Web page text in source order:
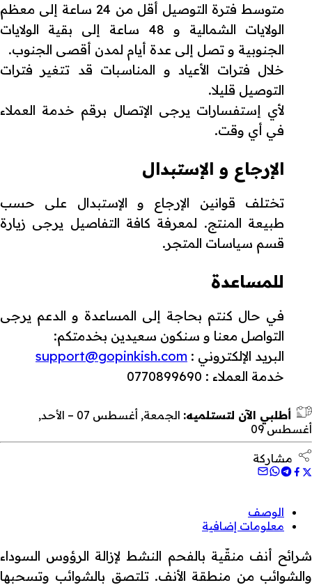
متوسط فترة التوصيل أقل من 24 ساعة إلى معظم
الولايات الشمالية و 48 ساعة إلى بقية الولايات
الجنوبية و تصل إلى عدة أيام لمدن أقصى الجنوب.
خلال فترات الأعياد و المناسبات قد تتغير فترات
التوصيل قليلا.
لأي إستفسارات يرجى الإتصال برقم خدمة العملاء
في أي وقت.
الإرجاع و الإستبدال
تختلف قوانين الإرجاع و الإستبدال على حسب
طبيعة المنتج. لمعرفة كافة التفاصيل يرجى زيارة
قسم سياسات المتجر.
للمساعدة
في حال كنتم بحاجة إلى المساعدة و الدعم يرجى
التواصل معنا و سنكون سعيدين بخدمتكم:
البريد الإلكتروني : support@gopinkish.com
خدمة العملاء : 0770899690
أطلبي الآن لتستلميه:
الجمعة, أغسطس 07 – الأحد,
أغسطس 09
مشاركة
الوصف
معلومات إضافية
شرائح أنف منقّية بالفحم النشط لإزالة الرؤوس السوداء
والشوائب من منطقة الأنف. تلتصق بالشوائب وتسحبها